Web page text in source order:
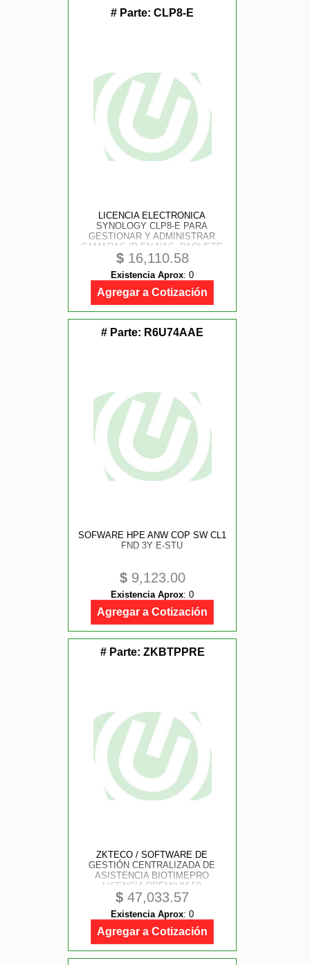
# Parte: CLP8-E
LICENCIA ELECTRONICA
SYNOLOGY CLP8-E PARA
GESTIONAR Y ADMINISTRAR
CAMARAS IP EN NAS, PAQUETE
DE 8 LICENCIAS.
$16,110.58
Existencia Aprox: 0
Agregar a Cotización
# Parte: R6U74AAE
SOFWARE HPE ANW COP SW CL1
FND 3Y E-STU
$9,123.00
Existencia Aprox: 0
Agregar a Cotización
# Parte: ZKBTPPRE
ZKTECO / SOFTWARE DE
GESTIÓN CENTRALIZADA DE
ASISTENCIA BIOTIMEPRO
LICENCIA PREMIUM 50
DISPOSITIVOS Y 6000
EMPLEADOS
$ 47,033.57
Existencia Aprox: 0
Agregar a Cotización